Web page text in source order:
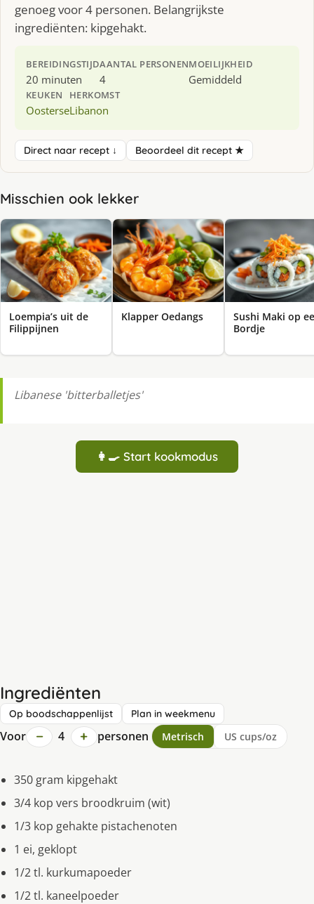
genoeg voor 4 personen. Belangrijkste
ingrediënten: kipgehakt.
BEREIDINGSTIJD
20 minuten
AANTAL PERSONEN
4
MOEILIJKHEID
Gemiddeld
KEUKEN
Oosterse
HERKOMST
Libanon
Direct naar recept ↓ Beoordeel dit recept ★
Misschien ook lekker
Loempia’s uit de
Filippijnen
Klapper Oedangs
Sushi Maki op
Bordje
Libanese 'bitterballetjes'
👩‍🍳 Start kookmodus
Ingrediënten
Op boodschappenlijst Plan in weekmenu
Voor − 4 + personen Metrisch US cups/oz
350 gram kipgehakt
3/4 kop vers broodkruim (wit)
1/3 kop gehakte pistachenoten
1 ei, geklopt
1/2 tl. kurkumapoeder
1/2 tl. kaneelpoeder